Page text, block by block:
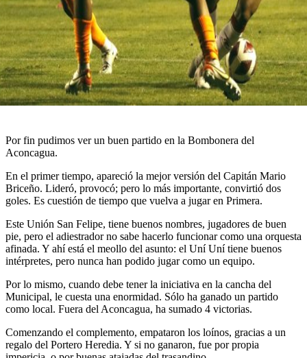
Por fin pudimos ver un buen partido en la Bombonera del
Aconcagua.
En el primer tiempo, apareció la mejor versión del Capitán Mario
Briceño. Lideró, provocó; pero lo más importante, convirtió dos
goles. Es cuestión de tiempo que vuelva a jugar en Primera.
Este Unión San Felipe, tiene buenos nombres, jugadores de buen
pie, pero el adiestrador no sabe hacerlo funcionar como una orquesta
afinada. Y ahí está el meollo del asunto: el Uní Uní tiene buenos
intérpretes, pero nunca han podido jugar como un equipo.
Por lo mismo, cuando debe tener la iniciativa en la cancha del
Municipal, le cuesta una enormidad. Sólo ha ganado un partido
como local. Fuera del Aconcagua, ha sumado 4 victorias.
Comenzando el complemento, empataron los loínos, gracias a un
regalo del Portero Heredia. Y si no ganaron, fue por propia